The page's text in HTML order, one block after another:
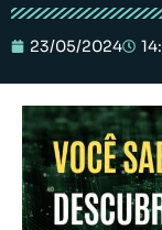
23/05/2024